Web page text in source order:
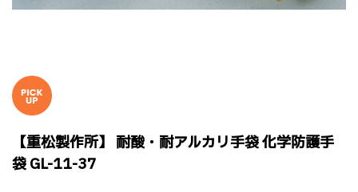
【重松製作所】 耐酸・耐アルカリ手袋 化学防護手
袋 GL-11-37